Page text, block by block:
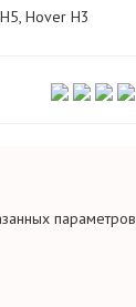
Hover H3
параметров